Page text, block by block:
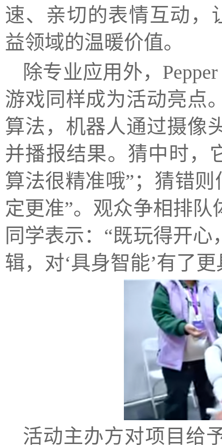
速、亲切的表情互动，
益领域的温暖价值。
除专业应用外，
游戏同样成为活动亮点
算法，机器人通过摄像
并播报结果。猜中时，
算法很精准哦”；猜错
定更准”。观众争相排
同学表示：“既玩得开
辑，对‘具身智能’有了
活动主办方对项目给